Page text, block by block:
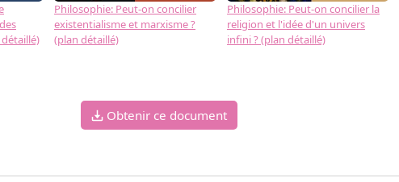
Philosophie: Peut-on concilier
existentialisme et marxisme ?
(plan détaillé)
Philosophie: Peut-on concilier la
religion et l'idée d'un univers
infini ? (plan détaillé)
Obtenir ce document